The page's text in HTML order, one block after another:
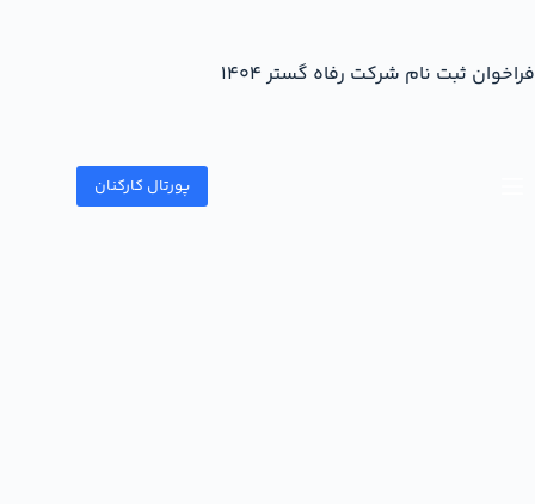
پورتال کارکنان
فراخوان ثبت نام شرکت رفاه گستر 1404